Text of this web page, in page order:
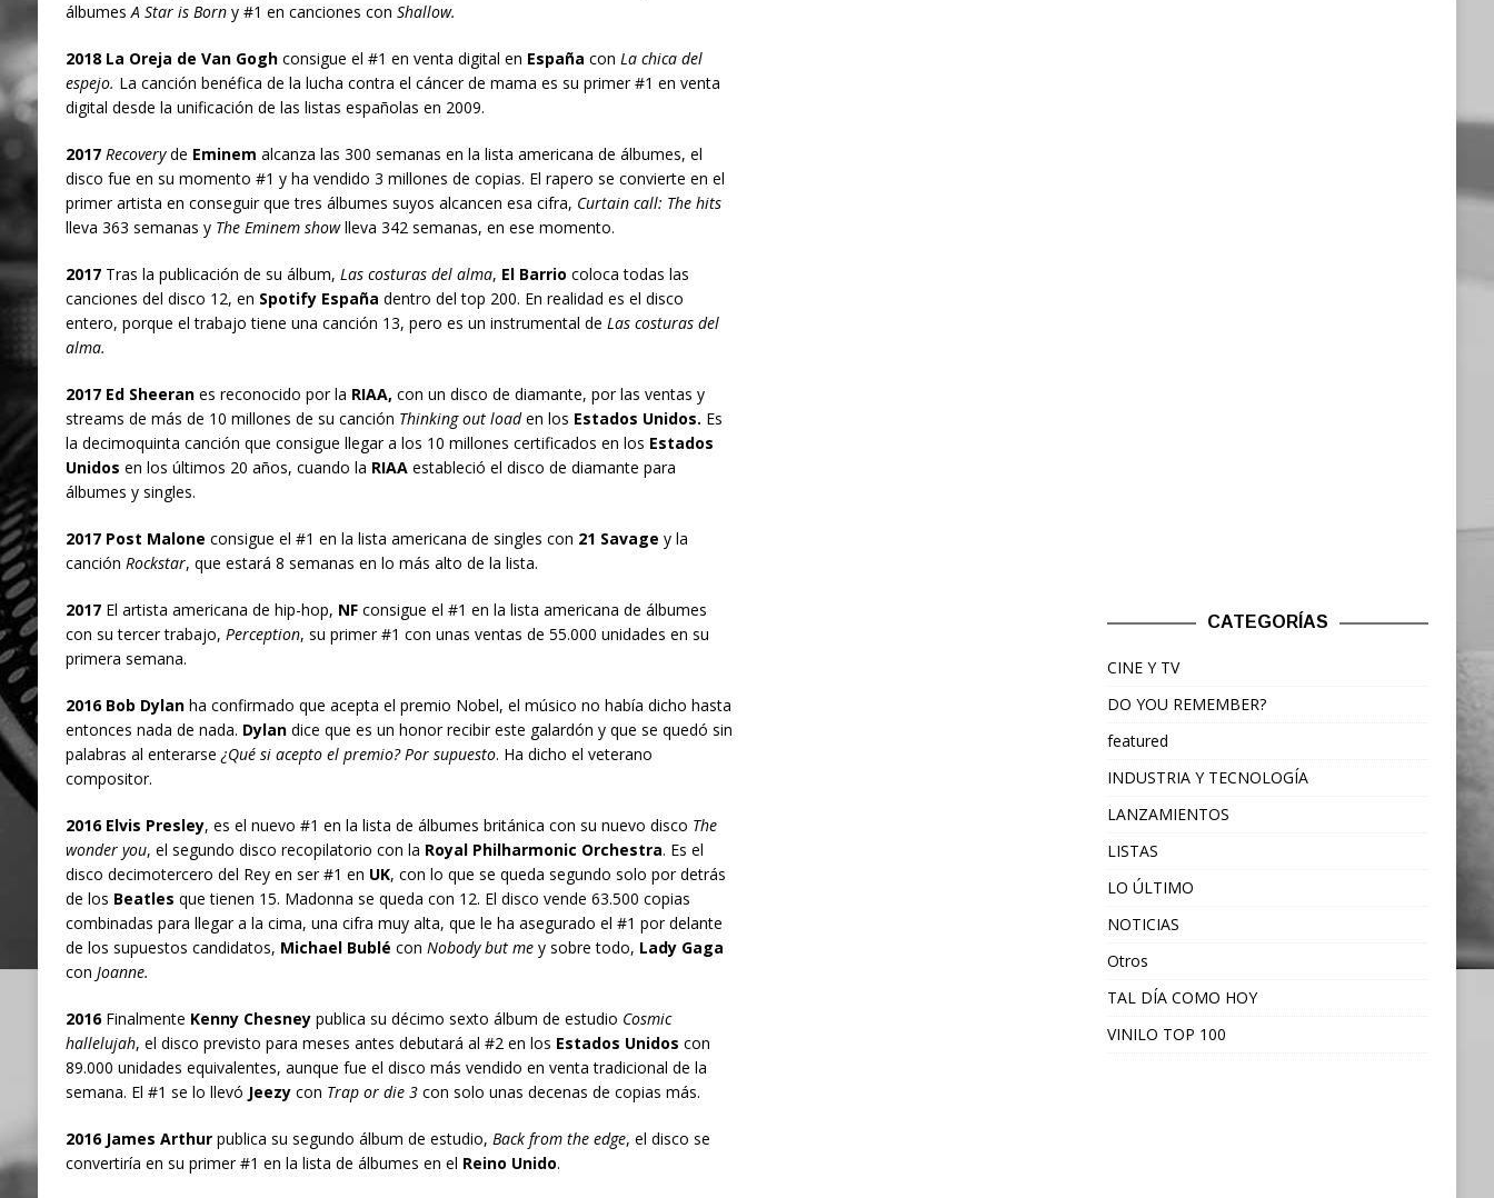
álbumes A Star is Borny #1 en canciones con Shallow.
2018 La Oreja de Van Goghconsigue el #1 en venta digital en España con La chica del
espejo. La canción benéfica de la lucha contra el cáncer de mama es su primer #1 en venta
digital desde la unificación de las listas españolas en 2009.
2017 Recoveryde Eminem alcanza las 300 semanas en la lista americana de álbumes, el
disco fue en su momento #1 y ha vendido 3 millones de copias. El rapero se convierte en el
primer artista en conseguir que tres álbumes suyos alcancen esa cifra, Curtain call: The hits
lleva 363 semanas y The Eminem showlleva 342 semanas, en ese momento.
2017Tras la publicación de su álbum, Las costuras del alma, El Barrio coloca todas las
canciones del disco 12, en Spotify España dentro del top 200. En realidad es el disco
entero, porque el trabajo tiene una canción 13, pero es un instrumental de Las costuras del
alma.
2017 Ed Sheeranes reconocido por la RIAA, con un disco de diamante, por las ventas y
streams de más de 10 millones de su canción Thinking out loaden los Estados Unidos. Es
la decimoquinta canción que consigue llegar a los 10 millones certificados en los Estados
Unidos en los últimos 20 años, cuando la RIAAestableció el disco de diamante para
álbumes y singles.
2017 Post Malone consigue el #1 en la lista americana de singles con 21 Savage y la
canción Rockstar, que estará 8 semanas en lo más alto de la lista.
2017El artista americana de hip-hop, NFconsigue el #1 en la lista americana de álbumes
con su tercer trabajo, Perception, su primer #1 con unas ventas de 55.000 unidades en su
primera semana.
2016 Bob Dylanha confirmado que acepta el premio Nobel, el músico no había dicho hasta
entonces nada de nada. Dylandice que es un honor recibir este galardón y que se quedó sin
palabras al enterarse ¿Qué si acepto el premio? Por supuesto. Ha dicho el veterano
compositor.
2016 Elvis Presley, es el nuevo #1 en la lista de álbumes británica con su nuevo disco The
wonder you, el segundo disco recopilatorio con la Royal Philharmonic Orchestra. Es el
disco decimotercero del Rey en ser #1 en UK, con lo que se queda segundo solo por detrás
de los Beatles que tienen 15. Madonna se queda con 12. El disco vende 63.500 copias
combinadas para llegar a la cima, una cifra muy alta, que le ha asegurado el #1 por delante
de los supuestos candidatos, Michael Bublé con Nobody but mey sobre todo, Lady Gaga
con Joanne.
2016Finalmente Kenny Chesneypublica su décimo sexto álbum de estudio Cosmic
hallelujah, el disco previsto para meses antes debutará al #2 en los Estados Unidos con
89.000 unidades equivalentes, aunque fue el disco más vendido en venta tradicional de la
semana. El #1 se lo llevó Jeezycon Trap or die 3con solo unas decenas de copias más.
2016 James Arthurpublica su segundo álbum de estudio, Back from the edge, el disco se
convertiría en su primer #1 en la lista de álbumes en el Reino Unido.
CATEGORÍAS
CINE Y TV
DO YOU REMEMBER?
featured
INDUSTRIA Y TECNOLOGÍA
LANZAMIENTOS
LISTAS
LO ÚLTIMO
NOTICIAS
Otros
TAL DÍA COMO HOY
VINILO TOP 100